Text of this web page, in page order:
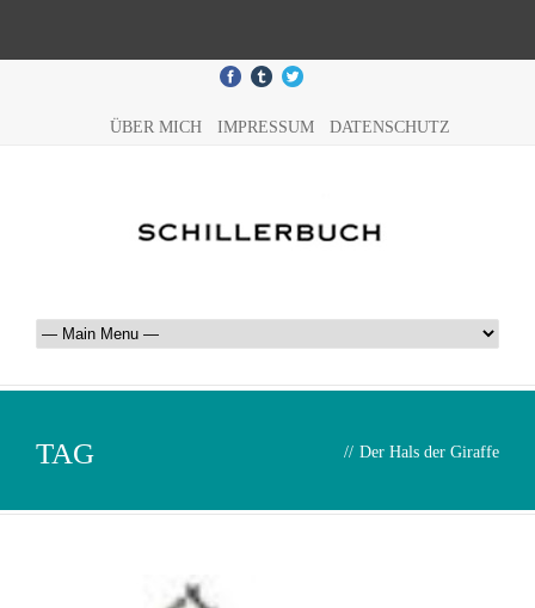
ÜBER MICH IMPRESSUM DATENSCHUTZ
TAG // Der Hals der Giraffe